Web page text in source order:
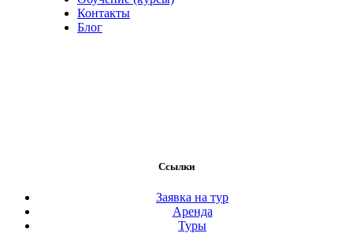
Контакты
Блог
Ссылки
Заявка на тур
Аренда
Туры